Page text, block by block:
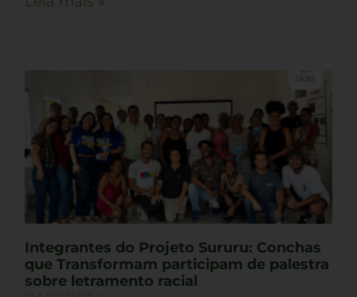
Integrantes do Projeto Sururu: Conchas
que Transformam participam de palestra
sobre letramento racial